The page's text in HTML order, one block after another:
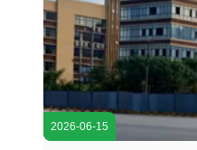
2026-06-15